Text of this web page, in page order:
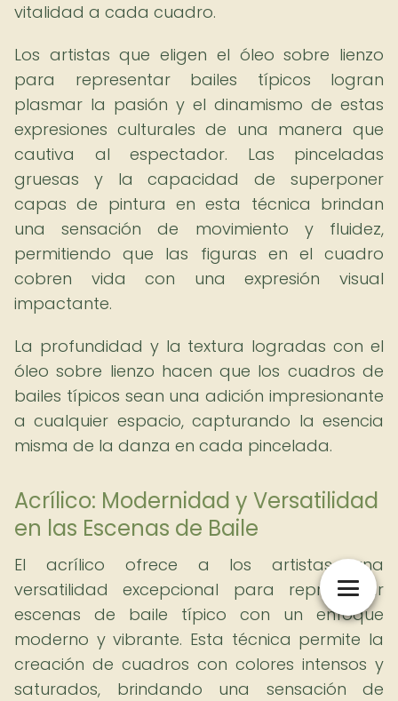
vitalidad a cada cuadro.
Los artistas que eligen el óleo sobre lienzo
para representar bailes típicos logran
plasmar la pasión y el dinamismo de estas
expresiones culturales de una manera que
cautiva al espectador. Las pinceladas
gruesas y la capacidad de superponer
capas de pintura en esta técnica brindan
una sensación de movimiento y fluidez,
permitiendo que las figuras en el cuadro
cobren vida con una expresión visual
impactante.
La profundidad y la textura logradas con el
óleo sobre lienzo hacen que los cuadros de
bailes típicos sean una adición impresionante
a cualquier espacio, capturando la esencia
misma de la danza en cada pincelada.
Acrílico: Modernidad y Versatilidad
en las Escenas de Baile
El acrílico ofrece a los artistas una
versatilidad excepcional para representar
escenas de baile típico con un enfoque
moderno y vibrante. Esta técnica permite la
creación de cuadros con colores intensos y
saturados, brindando una sensación de